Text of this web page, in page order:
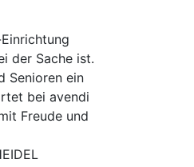
der Sache ist.
Senioren ein
bei avendi
Freude und